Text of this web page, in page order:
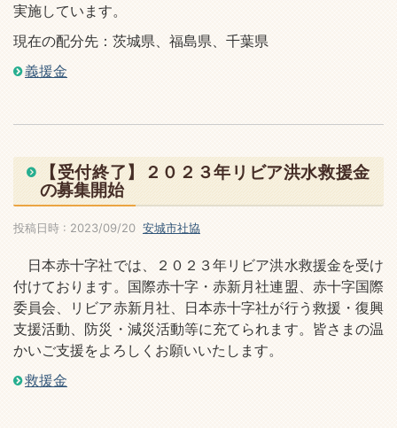
実施しています。
現在の配分先：茨城県、福島県、千葉県
義援金
【受付終了】２０２３年リビア洪水救援金
の募集開始
投稿日時 : 2023/09/20 安城市社協
日本赤十字社では、２０２３年リビア洪水救援金を受け
付けております。国際赤十字・赤新月社連盟、赤十字国際
委員会、リビア赤新月社、日本赤十字社が行う救援・復興
支援活動、防災・減災活動等に充てられます。皆さまの温
かいご支援をよろしくお願いいたします。
救援金